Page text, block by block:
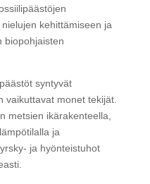
kehittämiseen ja
biopohjaisten
syntyvät
vaikuttavat monet tekijät.
metsien ikärakenteella,
ja
ja hyönteistuhot